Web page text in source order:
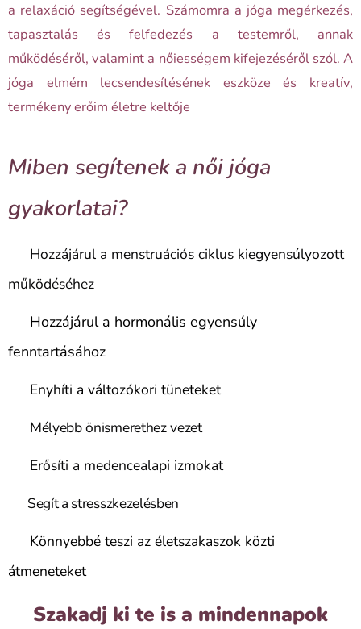
a relaxáció segítségével. Számomra a jóga megérkezés,
tapasztalás és felfedezés a testemről, annak
működéséről, valamint a nőiességem kifejezéséről szól. A
jóga elmém lecsendesítésének eszköze és kreatív,
termékeny erőim életre keltője
Miben segítenek a női jóga
gyakorlatai?
🌸 Hozzájárul a menstruációs ciklus kiegyensúlyozott
működéséhez
🌸 Hozzájárul a hormonális egyensúly
fenntartásához
🌸 Enyhíti a változókori tüneteket
Mélyebb önismerethez vezet
Erősíti a medencealapi izmokat
Segít a stresszkezelésben
🌸 Könnyebbé teszi az életszakaszok közti
átmeneteket
Szakadj ki te is a mindennapok